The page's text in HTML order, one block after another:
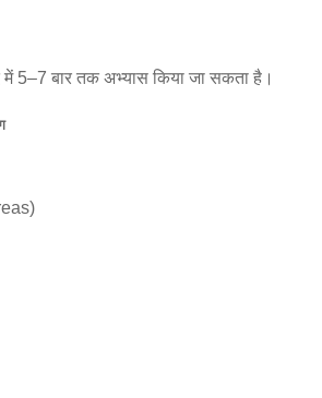
5–7 बार तक अभ्यास किया जा सकता है।